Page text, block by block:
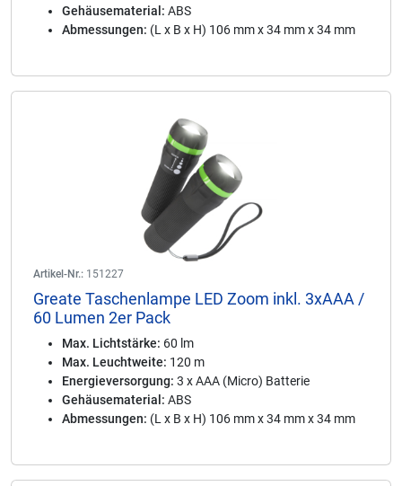
Gehäusematerial: ABS
Abmessungen: (L x B x H) 106 mm x 34 mm x 34 mm
Artikel-Nr.: 151227
Greate Taschenlampe LED Zoom inkl. 3xAAA /
60 Lumen 2er Pack
Max. Lichtstärke: 60 lm
Max. Leuchtweite: 120 m
Energieversorgung: 3 x AAA (Micro) Batterie
Gehäusematerial: ABS
Abmessungen: (L x B x H) 106 mm x 34 mm x 34 mm